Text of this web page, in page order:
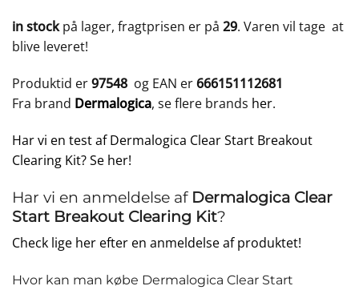
in stockpå lager, fragtprisen er på 29. Varen vil tage at
blive leveret!
Produktid er97548 og EAN er666151112681
Fra brand Dermalogica, se flere brands her.
Har vi en test af Dermalogica Clear Start Breakout
Clearing Kit? Se her!
Har vi en anmeldelse af Dermalogica Clear
Start Breakout Clearing Kit?
Check lige her efter en anmeldelse af produktet!
Hvor kan man købe Dermalogica Clear Start